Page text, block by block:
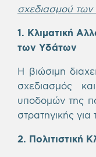
σχεδιασμού
1. Κλιματική
των Υδάτων
H βιώσιμη
σχεδιασμός
υποδομών της
στρατηγικής
2. Πολιτιστική